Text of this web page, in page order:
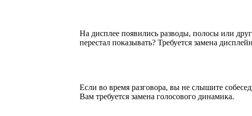
На дисплее появились разводы, полосы или
перестал показывать? Требуется замена
Если во время разговора, вы не слышите
Вам требуется замена голосового динамика.